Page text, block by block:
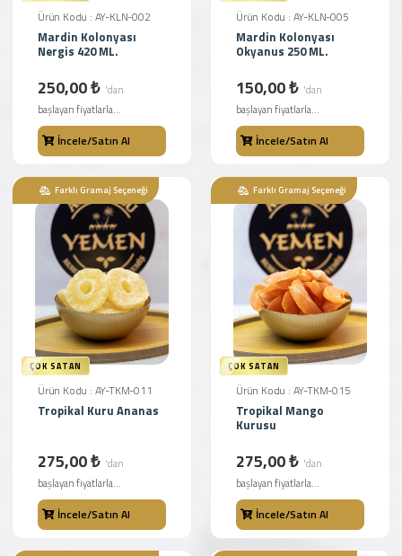
Ürün Kodu : AY-KLN-002
Mardin Kolonyası
Nergis 420 ML.
250,00 ₺ 'dan
başlayan fiyatlarla...
İncele/Satın Al
Ürün Kodu : AY-KLN-005
Mardin Kolonyası
Okyanus 250 ML.
150,00 ₺ 'dan
başlayan fiyatlarla...
İncele/Satın Al
ÇOK SATAN
Farklı Gramaj Seçeneği
Ürün Kodu : AY-TKM-011
Tropikal Kuru Ananas
275,00 ₺ 'dan
başlayan fiyatlarla...
İncele/Satın Al
ÇOK SATAN
Farklı Gramaj Seçeneği
Ürün Kodu : AY-TKM-015
Tropikal Mango
Kurusu
275,00 ₺ 'dan
başlayan fiyatlarla...
İncele/Satın Al